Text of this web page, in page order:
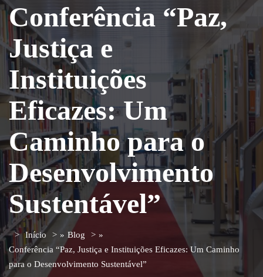
Conferência “Paz,
Justiça e
Instituições
Eficazes: Um
Caminho para o
Desenvolvimento
Sustentável”
Início » Blog
»
Conferência “Paz, Justiça e Instituições Eficazes: Um Caminho
para o Desenvolvimento Sustentável”